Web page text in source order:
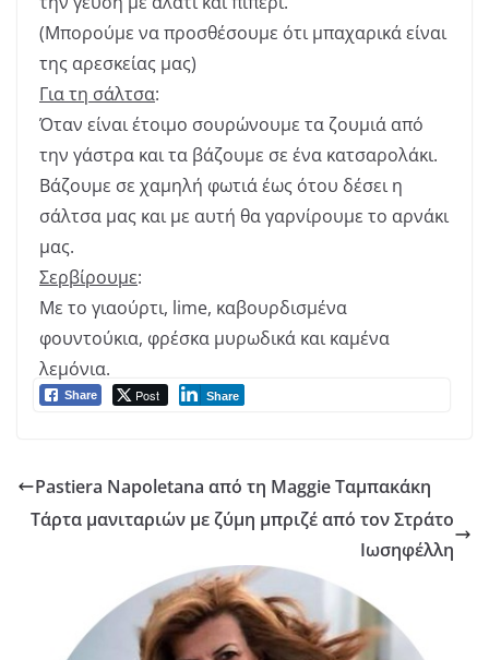
(Μπορούμε να προσθέσουμε ότι μπαχαρικά είναι
της αρεσκείας μας)
Για τη σάλτσα:
Όταν είναι έτοιμο σουρώνουμε τα ζουμιά από
την γάστρα και τα βάζουμε σε ένα κατσαρολάκι.
Βάζουμε σε χαμηλή φωτιά έως ότου δέσει η
σάλτσα μας και με αυτή θα γαρνίρουμε το αρνάκι
μας.
Σερβίρουμε:
Με το γιαούρτι, lime, καβουρδισμένα
φουντούκια, φρέσκα μυρωδικά και καμένα
λεμόνια.
Share Post Share
Pastiera Napoletana από τη Maggie Ταμπακάκη
Τάρτα μανιταριών με ζύμη μπριζέ από τον Στράτο
Ιωσηφέλλη